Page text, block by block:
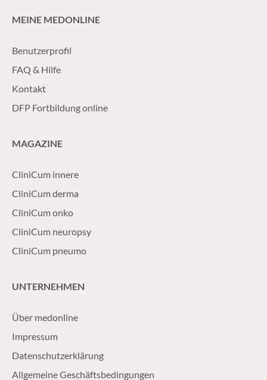
MEINE MEDONLINE
Benutzerprofil
FAQ & Hilfe
Kontakt
DFP Fortbildung online
MAGAZINE
CliniCum innere
CliniCum derma
CliniCum onko
CliniCum neuropsy
CliniCum pneumo
UNTERNEHMEN
Über medonline
Impressum
Datenschutzerklärung
Allgemeine Geschäftsbedingungen